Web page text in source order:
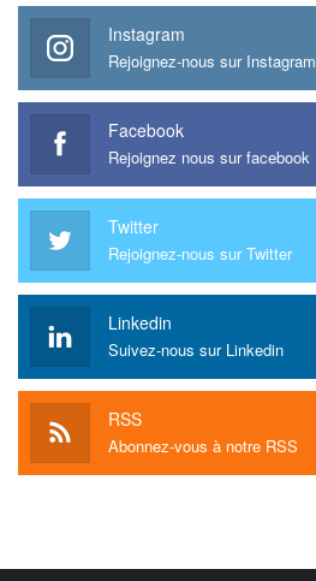
Instagram
Rejoignez-nous sur Instagram
Facebook
Rejoignez nous sur facebook
Twitter
Rejoignez-nous sur Twitter
Linkedin
Suivez-nous sur Linkedin
RSS
Abonnez-vous à notre RSS